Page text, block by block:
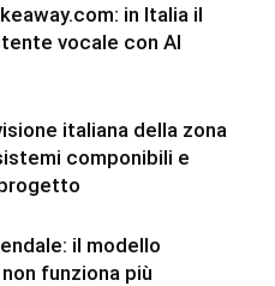
in Italia il
vocale con AI
italiana della zona
componibili e
il modello
funziona più